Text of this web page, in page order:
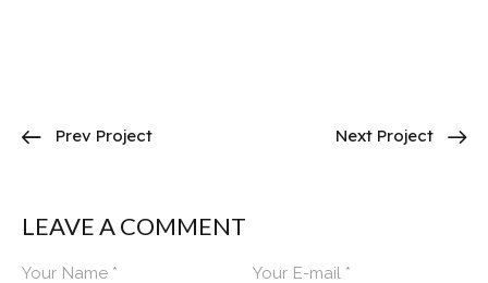
Prev Project Next Project
LEAVE A COMMENT